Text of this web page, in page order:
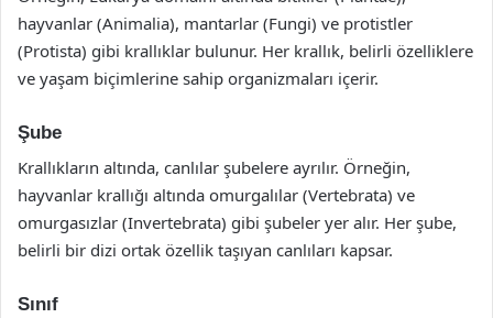
hayvanlar (Animalia), mantarlar (Fungi) ve protistler
(Protista) gibi krallıklar bulunur. Her krallık, belirli özelliklere
ve yaşam biçimlerine sahip organizmaları içerir.
Şube
Krallıkların altında, canlılar şubelere ayrılır. Örneğin,
hayvanlar krallığı altında omurgalılar (Vertebrata) ve
omurgasızlar (Invertebrata) gibi şubeler yer alır. Her şube,
belirli bir dizi ortak özellik taşıyan canlıları kapsar.
Sınıf